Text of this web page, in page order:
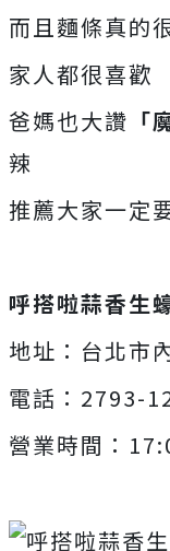
而且麵條真的
家人都很喜歡
爸媽也大讚 「
辣
推薦大家一定
呼搭啦蒜香生
地址：台北市
電話：2793-
營業時間：